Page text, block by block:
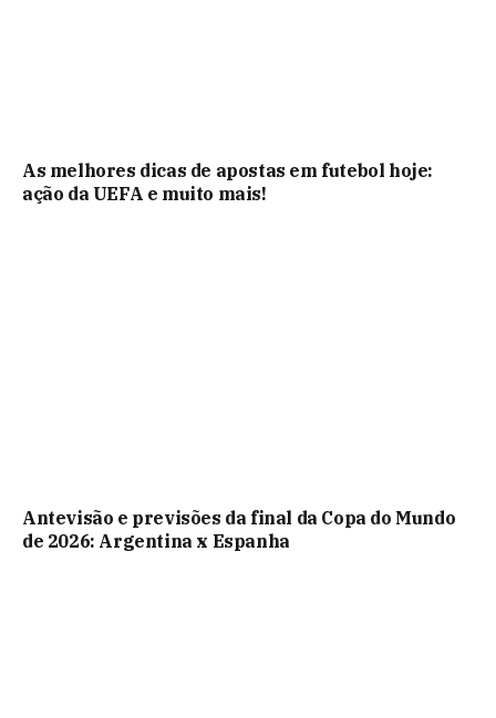
As melhores dicas de apostas em futebol hoje:
ação da UEFA e muito mais!
Antevisão e previsões da final da Copa do Mundo
de 2026: Argentina x Espanha